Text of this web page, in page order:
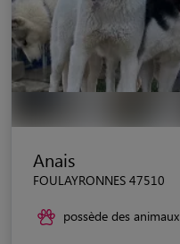
Anais
FOULAYRONNES 47510
possède des animaux